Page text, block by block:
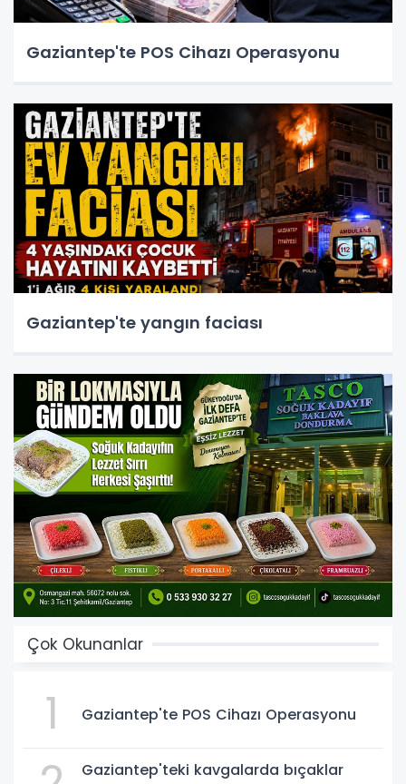
Gaziantep'te POS Cihazı Operasyonu
Gaziantep'te yangın faciası
Çok Okunanlar
1 Gaziantep'te POS Cihazı Operasyonu
Gaziantep'teki kavgalarda bıçaklar